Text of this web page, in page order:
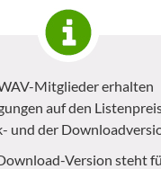
Mitglieder erhalten
auf den
und der
Version steht